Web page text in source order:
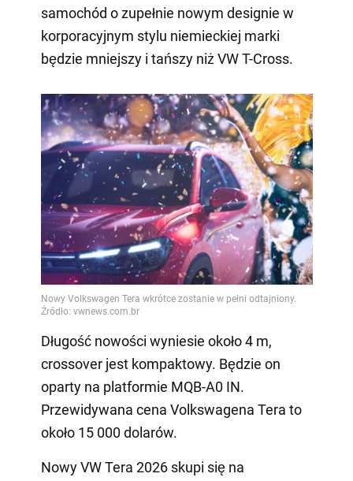
samochód o zupełnie nowym designie w
korporacyjnym stylu niemieckiej marki
będzie mniejszy i tańszy niż VW T-Cross.
Długość nowości wyniesie około 4 m,
crossover jest kompaktowy. Będzie on
oparty na platformie MQB-A0 IN.
Przewidywana cena Volkswagena Tera to
około 15 000 dolarów.
Nowy VW Tera 2026 skupi się na